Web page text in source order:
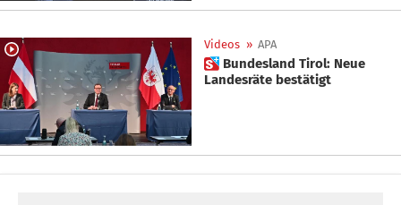
Videos » APA
 Bundesland Tirol: Neue
Landesräte bestätigt